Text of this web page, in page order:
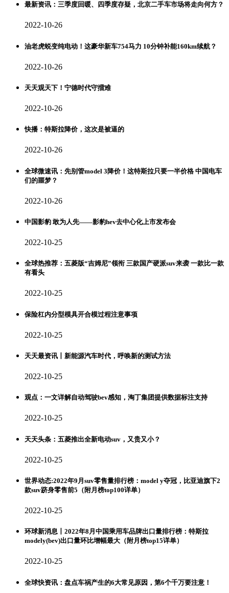
最新资讯：三季度回暖、四季度存疑，北京二手车市场将走向何方？
2022-10-26
油老虎蜕变纯电动！这豪华新车754马力 10分钟补能160km续航？
2022-10-26
天天观天下！宁德时代守擂难
2022-10-26
快播：特斯拉降价，这次是被逼的
2022-10-26
全球微速讯：先别管model 3降价！这特斯拉只要一半价格 中国电车
们的噩梦？
2022-10-26
中国影豹 敢为人先——影豹hev去中心化上市发布会
2022-10-25
全球热推荐：五菱版“吉姆尼”领衔 三款国产硬派suv来袭 一款比一款
有看头
2022-10-25
保险杠内分型模具开合模过程注意事项
2022-10-25
天天最资讯丨新能源汽车时代，呼唤新的测试方法
2022-10-25
观点：一文详解自动驾驶bev感知，淘丁集团提供数据标注支持
2022-10-25
天天头条：五菱推出全新电动suv，又贵又小？
2022-10-25
世界动态:2022年9月suv零售量排行榜：model y夺冠，比亚迪旗下2
款suv跻身零售前5（附月榜top100详单）
2022-10-25
环球新消息丨2022年8月中国乘用车品牌出口量排行榜：特斯拉
modely(bev)出口量环比增幅最大（附月榜top15详单）
2022-10-25
全球快资讯：盘点车祸产生的6大常见原因，第6个千万要注意！